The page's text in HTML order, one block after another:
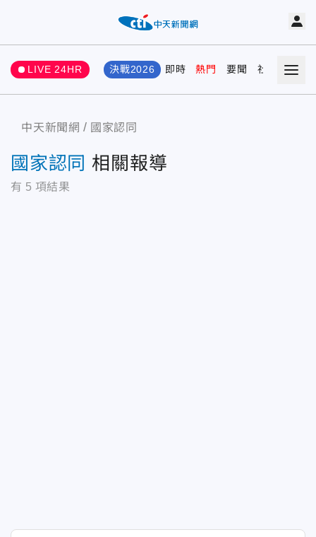
LIVE 24HR 決戰2026 即時 熱門 要聞 社會 娛樂
中天新聞網 國家認同
國家認同 相關報導
有 5 項結果